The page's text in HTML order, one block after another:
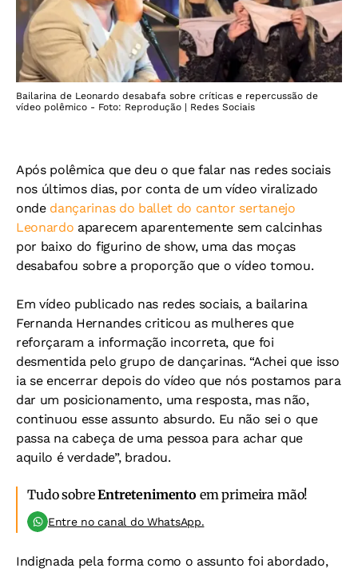
Bailarina de Leonardo desabafa sobre críticas e repercussão de
vídeo polêmico - Foto: Reprodução | Redes Sociais
Após polêmica que deu o que falar nas redes sociais
nos últimos dias, por conta de um vídeo viralizado
onde dançarinas do ballet do cantor sertanejo
Leonardo aparecem aparentemente sem calcinhas
por baixo do figurino de show, uma das moças
desabafou sobre a proporção que o vídeo tomou.
Em vídeo publicado nas redes sociais, a bailarina
Fernanda Hernandes criticou as mulheres que
reforçaram a informação incorreta, que foi
desmentida pelo grupo de dançarinas. “Achei que isso
ia se encerrar depois do vídeo que nós postamos para
dar um posicionamento, uma resposta, mas não,
continuou esse assunto absurdo. Eu não sei o que
passa na cabeça de uma pessoa para achar que
aquilo é verdade”, bradou.
Tudo sobreEntretenimento em primeira mão!
Entre no canal do WhatsApp.
Indignada pela forma como o assunto foi abordado,